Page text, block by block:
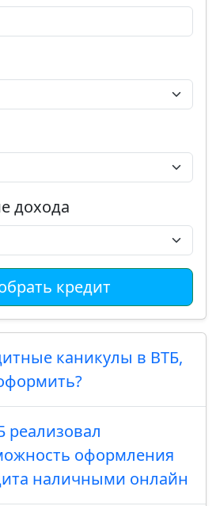
дохода
кредит
каникулы в ВТБ,
реализовал
оформления
наличными онлайн